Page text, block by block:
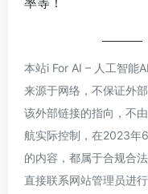
本站i For AI – 人工智能
来源于网络，不保证外
该外部链接的指向，不
航实际控制，在2023年
的内容，都属于合规合
直接联系网站管理员进